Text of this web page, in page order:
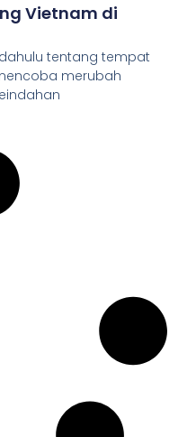
Vietnam di
tentang tempat
merubah